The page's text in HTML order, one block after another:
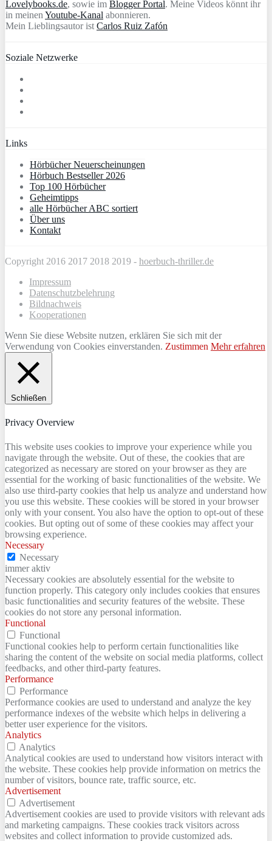
Lovelybooks.de, sowie im Blogger Portal. Meine Videos könnt ihr
in meinen Youtube-Kanal abonnieren.
Mein Lieblingsautor ist Carlos Ruiz Zafón
Soziale Netzwerke
Links
Hörbücher Neuerscheinungen
Hörbuch Bestseller 2026
Top 100 Hörbücher
Geheimtipps
alle Hörbücher ABC sortiert
Über uns
Kontakt
Copyright 2016 2017 2018 2019 - hoerbuch-thriller.de
Impressum
Datenschutzbelehrung
Bildnachweis
Kooperationen
Wenn Sie diese Website nutzen, erklären Sie sich mit der
Verwendung von Cookies einverstanden. Zustimmen Mehr erfahren
Schließen
Privacy Overview
This website uses cookies to improve your experience while you
navigate through the website. Out of these, the cookies that are
categorized as necessary are stored on your browser as they are
essential for the working of basic functionalities of the website. We
also use third-party cookies that help us analyze and understand how
you use this website. These cookies will be stored in your browser
only with your consent. You also have the option to opt-out of these
cookies. But opting out of some of these cookies may affect your
browsing experience.
Necessary
Necessary
immer aktiv
Necessary cookies are absolutely essential for the website to
function properly. This category only includes cookies that ensures
basic functionalities and security features of the website. These
cookies do not store any personal information.
Functional
Functional
Functional cookies help to perform certain functionalities like
sharing the content of the website on social media platforms, collect
feedbacks, and other third-party features.
Performance
Performance
Performance cookies are used to understand and analyze the key
performance indexes of the website which helps in delivering a
better user experience for the visitors.
Analytics
Analytics
Analytical cookies are used to understand how visitors interact with
the website. These cookies help provide information on metrics the
number of visitors, bounce rate, traffic source, etc.
Advertisement
Advertisement
Advertisement cookies are used to provide visitors with relevant ads
and marketing campaigns. These cookies track visitors across
websites and collect information to provide customized ads.